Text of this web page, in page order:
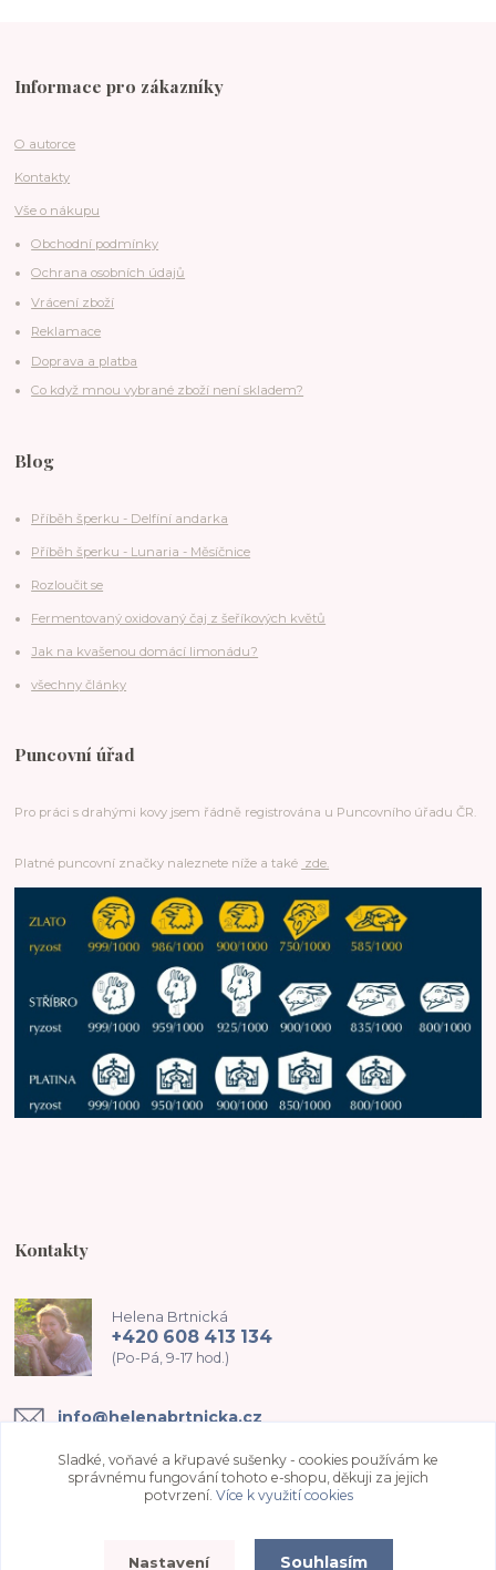
Informace pro zákazníky
O autorce
Kontakty
Vše o nákupu
Obchodní podmínky
Ochrana osobních údajů
Vrácení zboží
Reklamace
Doprava a platba
Co když mnou vybrané zboží není skladem?
Blog
Příběh šperku - Delfíní andarka
Příběh šperku - Lunaria - Měsíčnice
Rozloučit se
Fermentovaný oxidovaný čaj z šeříkových květů
Jak na kvašenou domácí limonádu?
všechny články
Puncovní úřad
Pro práci s drahými kovy jsem řádně registrována u Puncovního úřadu ČR.
Platné puncovní značky naleznete níže a také zde.
Kontakty
Helena Brtnická
+420 608 413 134
(Po-Pá, 9-17 hod.)
info@helenabrtnicka.cz
Sladké, voňavé a křupavé sušenky - cookies používám ke
správnému fungování tohoto e-shopu, děkuji za jejich
potvrzení. Více k využití cookies
Nastavení Souhlasím